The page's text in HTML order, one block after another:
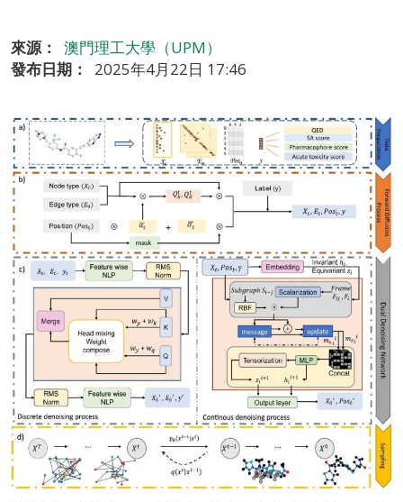
來源：
澳門理工大學（UPM）
發布日期：
2025年4月22日 17:46